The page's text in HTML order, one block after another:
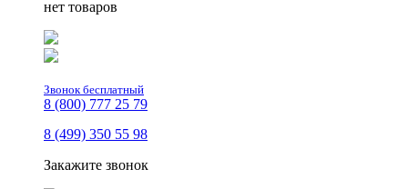
нет товаров
Звонок бесплатный
8 (800) 777 25 79
8 (499) 350 55 98
Закажите звонок